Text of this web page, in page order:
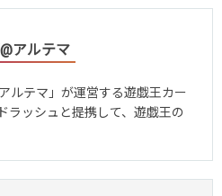
アルテマ
ルテマ」が運営する遊戯王カー
ラッシュと提携して、遊戯王の